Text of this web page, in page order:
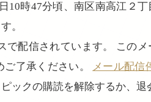
10時47分頃、南区南高江２
。
配信されています。 このメ
了承ください。 メール配信
ックの購読を解除するか、退